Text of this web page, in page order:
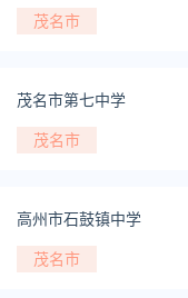
茂名市
茂名市第七中学
茂名市
高州市石鼓镇中学
茂名市